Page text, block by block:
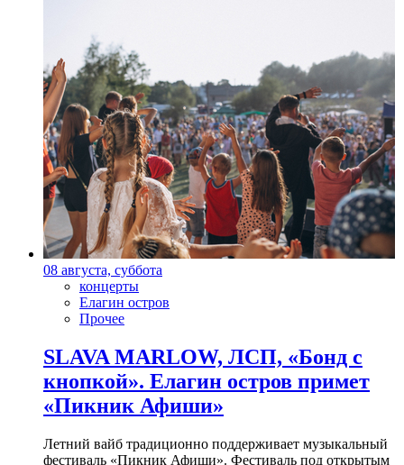
08 августа, суббота
концерты
Елагин остров
Прочее
SLAVA MARLOW, ЛСП, «Бонд с
кнопкой». Елагин остров примет
«Пикник Афиши»
Летний вайб традиционно поддерживает музыкальный
фестиваль «Пикник Афиши». Фестиваль под открытым